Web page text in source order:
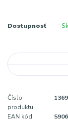
Dostupnosť
Číslo
produktu:
EAN kód: